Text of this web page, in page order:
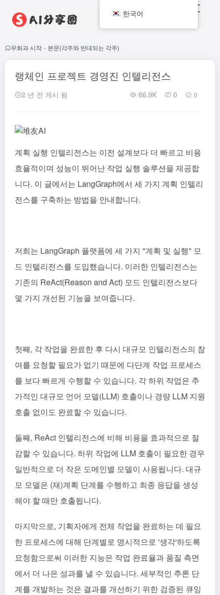
무화과 시작 - 본문(각주와 반대되는 각주)
랭체인 프로젝트 경영진 인텔리전스
2 년 전 게시 됨 66.9K 0 0
계획 실행 인텔리전스는 이전 설계보다 더 빠르고 비용
효율적이며 성능이 뛰어난 작업 실행 솔루션을 제공합
니다. 이 글에서는 LangGraph에서 세 가지 계획 인텔리
전스를 구축하는 방법을 안내합니다.
저희는 LangGraph 플랫폼에 세 가지 "계획 및 실행" 모
드 인텔리전스를 도입했습니다. 이러한 인텔리전스는
기존의 ReAct(Reason and Act) 모드 인텔리전스보다
몇 가지 개선된 기능을 보여줍니다.
첫째, 각 작업을 완료한 후 다시 대규모 인텔리전스의 참
여를 요청할 필요가 없기 때문에 다단계 작업 프로세스
를 보다 빠르게 수행할 수 있습니다. 각 하위 작업은 추
가적인 대규모 언어 모델(LLM) 호출이나 경량 LLM 지원
호출 없이도 완료할 수 있습니다.
둘째, ReAct 인텔리전스에 비해 비용을 효과적으로 절
감할 수 있습니다. 하위 작업에 LLM 호출이 필요한 경우
일반적으로 더 작은 도메인별 모델이 사용됩니다. 대규
모 모델은 (재)계획 단계를 수행하고 최종 응답을 생성
해야 할 때만 호출됩니다.
마지막으로, 기획자에게 전체 작업을 완료하는 데 필요
한 프로세스에 대해 단계별로 명시적으로 '생각'하도록
요청함으로써 이러한 지능은 작업 완료율과 품질 측면
에서 더 나은 성과를 낼 수 있습니다. 세부적인 추론 단
계를 개발하는 것은 결과를 개선하기 위한 검증된 큐잉
한국어